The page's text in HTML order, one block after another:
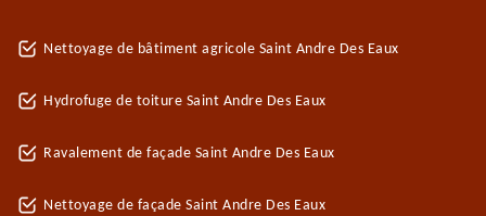
Nettoyage de bâtiment agricole Saint Andre Des Eaux
Hydrofuge de toiture Saint Andre Des Eaux
Ravalement de façade Saint Andre Des Eaux
Nettoyage de façade Saint Andre Des Eaux